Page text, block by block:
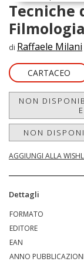
Tecniche
di Raffaele Milani
CARTACEO
NON
NON
AGGIUNGI ALLA
Dettagli
FORMATO
EDITORE
EAN
ANNO